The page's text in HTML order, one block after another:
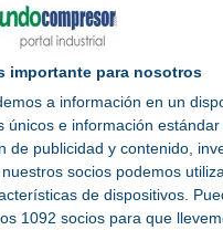
importante para nosotros
a información en un
e información
publicidad y contenido,
socios podemos
de dispositivos.
1092 socios para que
Videos